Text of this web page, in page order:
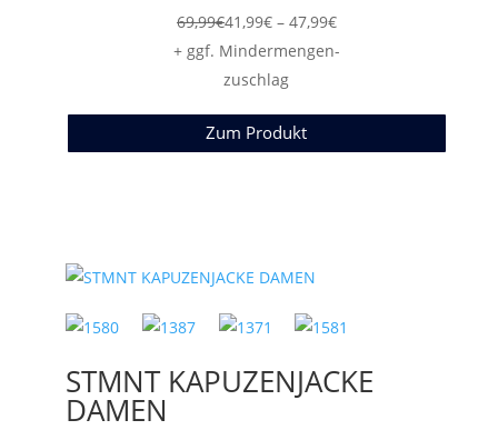
69,99€41,99€ – 47,99€Preisspanne:
41,99€
+ ggf. Mindermengen-
zuschlag
Zum Produkt
STMNT KAPUZENJACKE
DAMEN